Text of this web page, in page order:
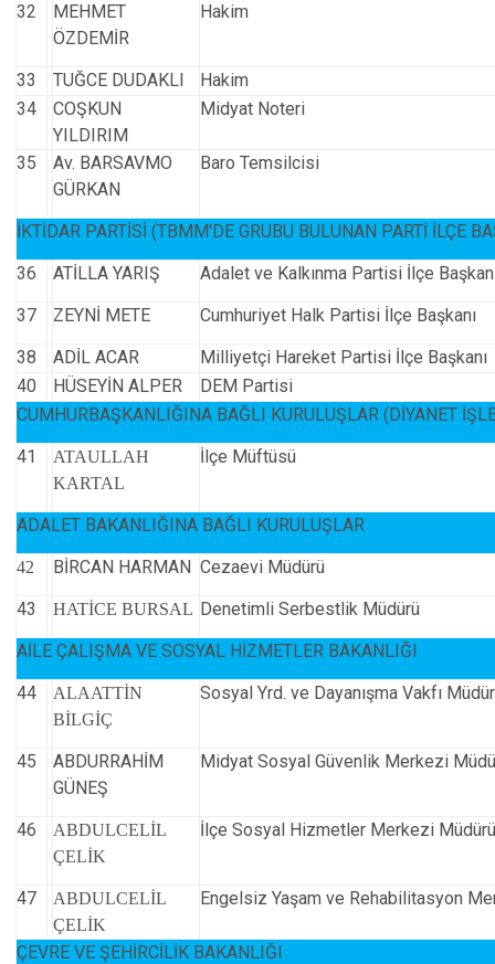
32
MEHMET
ÖZDEMİR
Hakim
33 TUĞCE DUDAKLI
Hakim
34
COŞKUN
YILDIRIM
Midyat Noteri
35
Av. BARSAVMO
GÜRKAN
Baro Temsilcisi
İKTİDAR PARTİSİ (TBMM'DE GRUBU BULUNAN PARTİ İLÇE
36
ATİLLA YARIŞ
Adalet ve Kalkınma Partisi İlçe
37
ZEYNİ METE
Cumhuriyet Halk Partisi İlçe Başkanı
38
ADİL ACAR
Milliyetçi Hareket Partisi İlçe Başkanı
40
HÜSEYİN ALPER
DEM Partisi
CUMHURBAŞKANLIĞINA BAĞLI KURULUŞLAR (DİYANET
41
ATAULLAH
KARTAL
İlçe Müftüsü
ADALET BAKANLIĞINA BAĞLI KURULUŞLAR
42 BİRCAN HARMAN Cezaevi Müdürü
43
HATİCE BURSAL Denetimli Serbestlik Müdürü
AİLE ÇALIŞMA VE SOSYAL HİZMETLER BAKANLIĞI
44
ALAATTİN
BİLGİÇ
Sosyal Yrd. ve Dayanışma Vakfı
45
ABDURRAHİM
GÜNEŞ
Midyat Sosyal Güvenlik Merkezi
46
ABDULCELİL
ÇELİK
İlçe Sosyal Hizmetler Merkezi Müdürü
47
ABDULCELİL
ÇELİK
Engelsiz Yaşam ve Rehabilitasyon
ÇEVRE VE ŞEHİRCİLİK BAKANLIĞI